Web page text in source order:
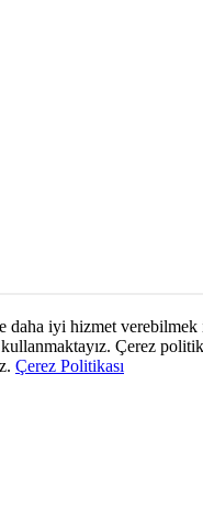
daha iyi hizmet
Çerez
Çerez Politikası